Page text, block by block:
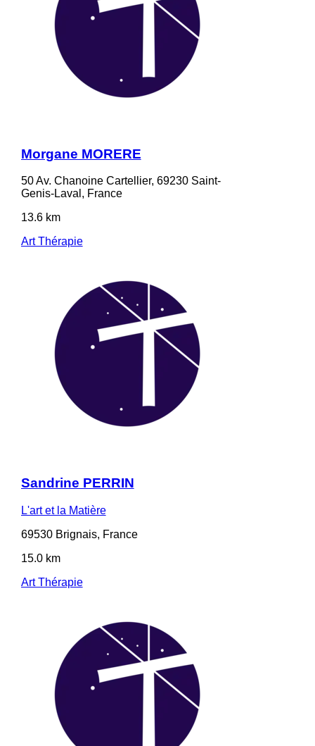
Morgane MORERE
50 Av. Chanoine Cartellier, 69230 Saint-
Genis-Laval, France
13.6 km
Art Thérapie
Sandrine PERRIN
L'art et la Matière
69530 Brignais, France
15.0 km
Art Thérapie